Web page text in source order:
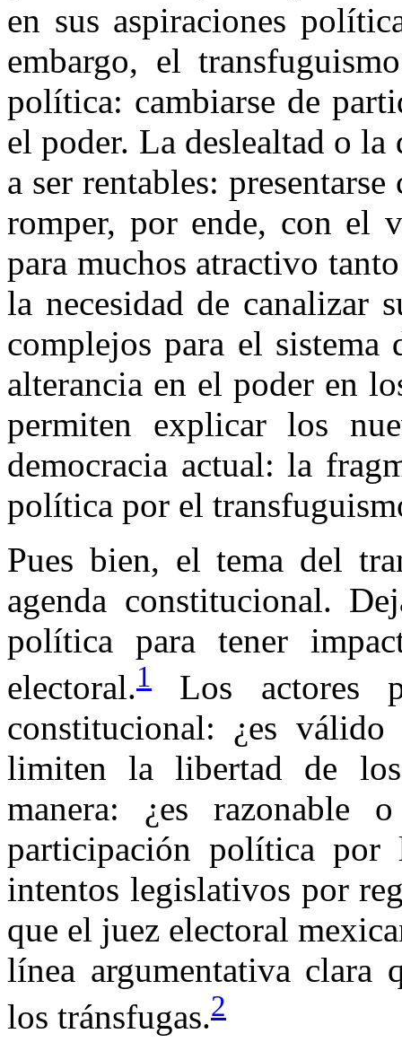
en sus aspiraciones
embargo, el
política: cambiarse de
el poder. La deslealtad o
a ser rentables:
romper, por ende, con el
para muchos atractivo
la necesidad de canalizar
complejos para el sistema
alterancia en el poder en
permiten explicar los
democracia actual: la
política por el
Pues bien, el tema del
agenda constitucional.
política para tener
electoral.1
Los actores
constitucional: ¿es
limiten la libertad de
manera: ¿es
participación política por
intentos legislativos por
que el juez electoral
línea argumentativa
los tránsfugas.2